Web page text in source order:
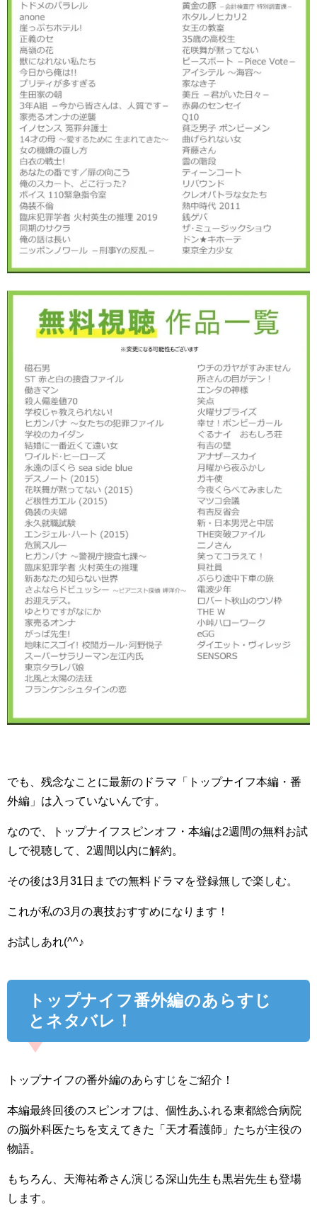
でも、残念なことに最新のドラマ「トップナイフ本編・番
外編」は入っていないんです。
なので、トップナイフスピンオフ・本編は2週間の無料お試
しで視聴して、2週間以内に解約。
その後は3月31日までの無料ドラマを登録無しで楽しむ。
これが私の3月の裏技おすすめになります！
お試しあれ(^^♪
トップナイフ番外編のあらすじ
とネタバレ！
トップナイフの番外編のあらすじをご紹介！
本編最終回後のスピンオフは、個性あふれる東都総合病院
の脳外科医たちを支えてきた「天才看護師」たちが主役の
物語。
もちろん、天海祐希さん演じる深山先生も黒岩先生も登場
します。